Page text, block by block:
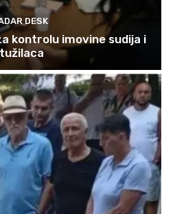
DESK
kontrolu imovine sudija i
tužilaca